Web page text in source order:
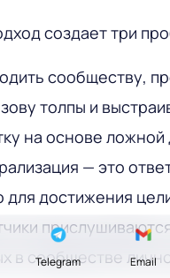
создает три
сообществу,
толпы и
на основе ложной
— это
для достижения
в сообществе
Telegram Email